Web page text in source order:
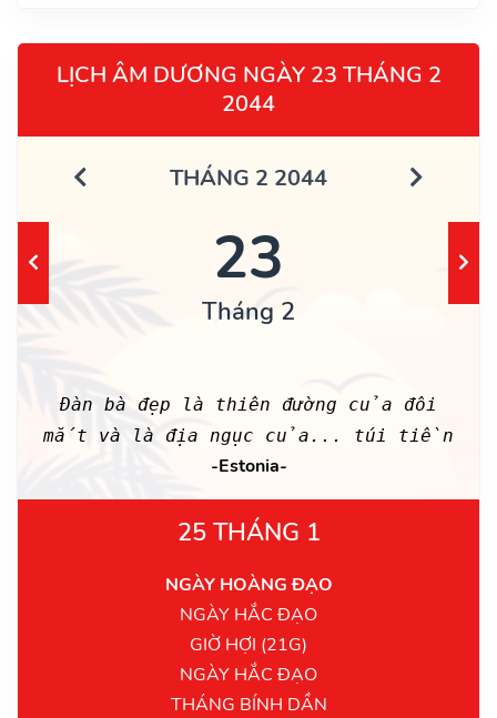
LỊCH ÂM DƯƠNG NGÀY 23 THÁNG 2
2044
THÁNG 2 2044
23
Tháng 2
Ðàn bà đẹp là thiên đường của đôi
mắt và là địa ngục của... túi tiền
-Estonia-
25 THÁNG 1
NGÀY HOÀNG ĐẠO
NGÀY HẮC ĐẠO
GIỜ HỢI (21G)
NGÀY HẮC ĐẠO
THÁNG BÍNH DẦN